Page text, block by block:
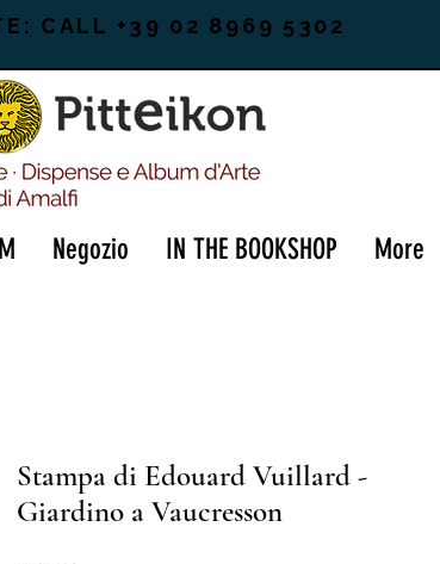
CALL +39 02 8969 5302
Negozio IN THE BOOKSHOP More
Stampa di Edouard Vuillard -
Giardino a Vaucresson